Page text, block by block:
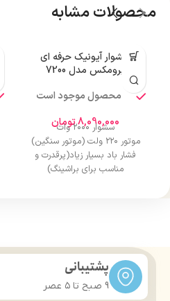
محصولات مشابه
سشوار آیونیک حرفه ای
پرومکس مدل 7200
محصول موجود است
8,090,000تومان
سشوار ۲۰۰۰ وات
موتور ۲۲۰ ولت (موتور سنگین)
فشار باد بسیار زیاد(پرقدرت و
مناسب برای براشینگ)
۳ سری متمرکز کننده هوا
سیم ۳ متری
حلقه آویزان کردن سشوار
دارای استاندارهای معتبر بین‌المللی
پشتیبانی
9 صبح تا ۵ عصر